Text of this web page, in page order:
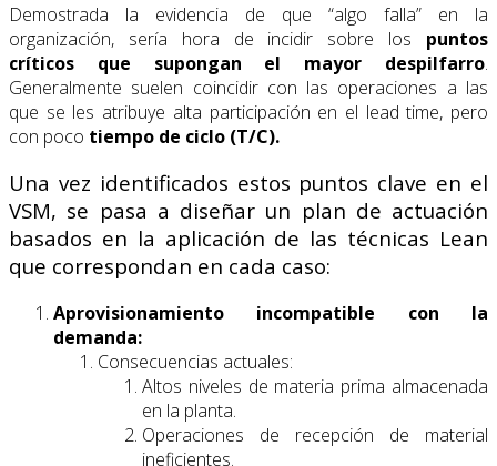
Demostrada la evidencia de que “algo falla” en la
organización, sería hora de incidir sobre los puntos
críticos que supongan el mayor despilfarro.
Generalmente suelen coincidir con las operaciones a las
que se les atribuye alta participación en el lead time, pero
con poco tiempo de ciclo (T/C).
Una vez identificados estos puntos clave en el
VSM, se pasa a diseñar un plan de actuación
basados en la aplicación de las técnicas Lean
que correspondan en cada caso:
Aprovisionamiento incompatible con la
demanda:
Consecuencias actuales:
Altos niveles de materia prima almacenada
en la planta.
Operaciones de recepción de material
ineficientes.